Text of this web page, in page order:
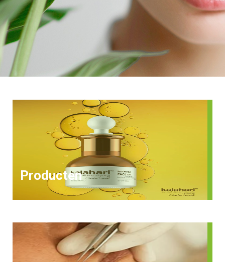
Producten